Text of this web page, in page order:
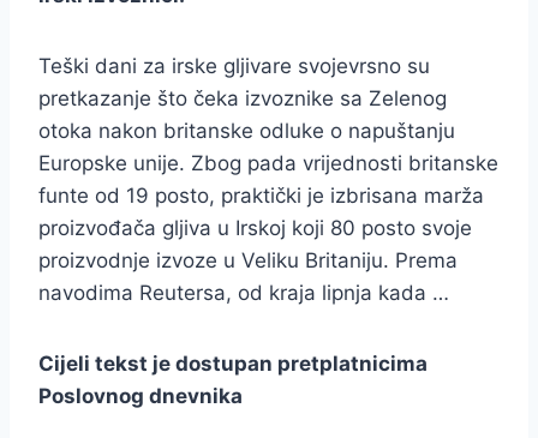
Teški dani za irske gljivare svojevrsno su
pretkazanje što čeka izvoznike sa Zelenog
otoka nakon britanske odluke o napuštanju
Europske unije. Zbog pada vrijednosti britanske
funte od 19 posto, praktički je izbrisana marža
proizvođača gljiva u Irskoj koji 80 posto svoje
proizvodnje izvoze u Veliku Britaniju. Prema
navodima Reutersa, od kraja lipnja kada …
Cijeli tekst je dostupan pretplatnicima
Poslovnog dnevnika